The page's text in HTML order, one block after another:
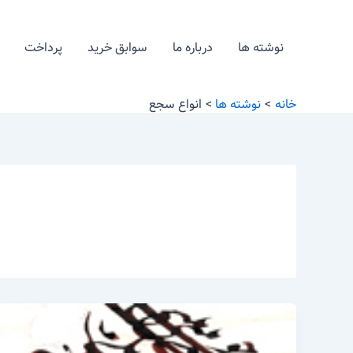
نوشته ها درباره ما سوابق خرید پرداخت
خانه نوشته ها انواع سجع